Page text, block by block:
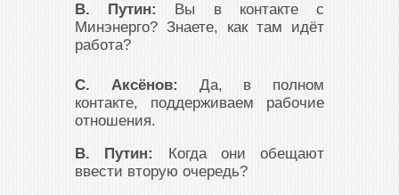
В. Путин:
Вы в контакте с
Минэнерго? Знаете, как там идёт
работа?
С. Аксёнов: Да, в полном
контакте, поддерживаем рабочие
отношения.
В. Путин:
Когда они обещают
ввести вторую очередь?